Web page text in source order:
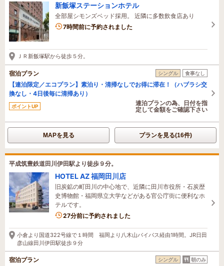
新飯塚ステーションホテル
全部屋シモンズベッド採用。 近隣に多数飲食店あり
7時間前に予約されました
ＪＲ新飯塚駅から徒歩５分。
宿泊プラン シングル 食事なし
【連泊限定／エコプラン】素泊り・清掃なしでお得に滞在！（ハブラシ交
換なし・4日後毎に清掃あり）
ポイントUP
連泊プランの為、日付を指
定して金額をご確認下さい
MAPを見る プランを見る(16件)
平成筑豊鉄道田川伊田駅より徒歩９分。
HOTEL AZ 福岡田川店
旧炭鉱の町田川の中心地で、近隣に田川市役所・石炭歴
史博物館・福岡県立大学などがある官公庁街に便利なホ
テルです。
27分前に予約されました
小倉より国道322号線で１時間 福岡より八木山バイパス経由1時間。JR日田
彦山線田川伊田駅徒歩９分
宿泊プラン シングル 朝のみ